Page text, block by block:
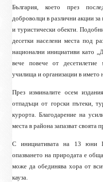
България, което през
доброволци в различни акции
и туристически обекти.
десетки населени места под
национални инициативи като
вече повече от десетилетие
училища и организации в името
През изминалите осем
отпадъци от горски пътеки,
курорта. Благодарение на
места в района запазват своята
С инициативата на 13 юни
опазването на природата е
може да обединява хора от
кауза.